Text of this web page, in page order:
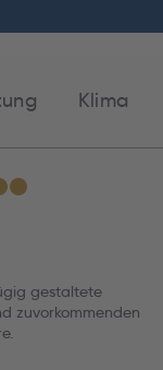
Klima
★
gestaltete
zuvorkommenden